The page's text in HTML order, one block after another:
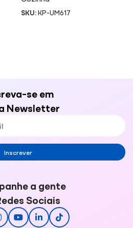
SKU:KP-UM617
se em
Newsletter
Inscrever
a gente
Sociais